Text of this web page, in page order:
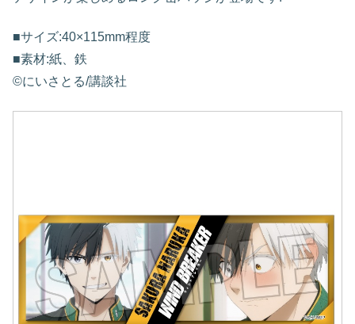
■サイズ:40×115mm程度
■素材:紙、鉄
©にいさとる/講談社